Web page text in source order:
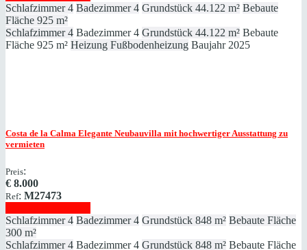
Schlafzimmer 4 Badezimmer 4 Grundstück 44.122 m² Bebaute
Fläche 925 m²
Schlafzimmer 4 Badezimmer 4 Grundstück 44.122 m² Bebaute
Fläche 925 m² Heizung Fußbodenheizung Baujahr 2025
Costa de la Calma Elegante Neubauvilla mit hochwertiger Ausstattung zu
vermieten
Preis:
€ 8.000
Ref: M27473
Schlafzimmer 4 Badezimmer 4 Grundstück 848 m² Bebaute Fläche
300 m²
Schlafzimmer 4 Badezimmer 4 Grundstück 848 m² Bebaute Fläche